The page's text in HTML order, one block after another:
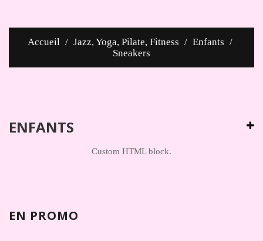
Accueil Jazz, Yoga, Pilate, Fitness
Enfants
Sneakers
ENFANTS
Custom HTML block.
EN PROMO